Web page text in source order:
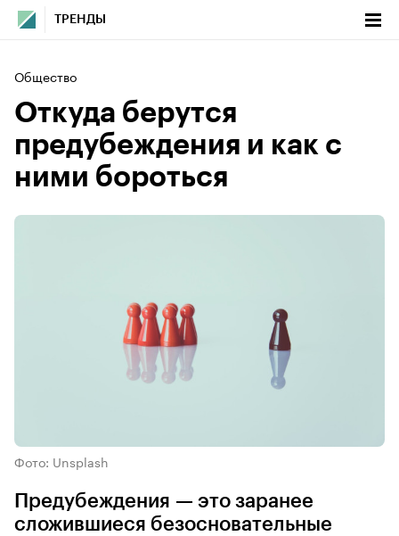
ТРЕНДЫ
Общество
Откуда берутся
предубеждения и как с
ними бороться
Фото: Unsplash
Предубеждения — это заранее
сложившиеся безосновательные